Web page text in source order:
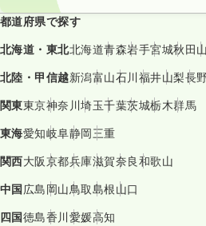
都道府県で探す
北海道・東北北海道青森岩手宮城秋田
北陸・甲信越新潟富山石川福井山梨長
関東東京神奈川埼玉千葉茨城栃木群馬
東海愛知岐阜静岡三重
関西大阪京都兵庫滋賀奈良和歌山
中国広島岡山鳥取島根山口
四国徳島香川愛媛高知